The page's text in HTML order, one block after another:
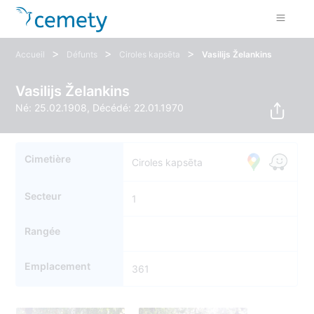
Accueil > Défunts > Ciroles kapsēta > Vasilijs Želankins
Vasilijs Želankins
Né: 25.02.1908, Décédé: 22.01.1970
Cimetière Ciroles kapsēta
Secteur 1
Rangée
Emplacement 361